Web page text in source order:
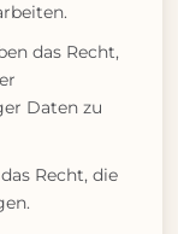
das Recht,
Daten zu
Recht, die